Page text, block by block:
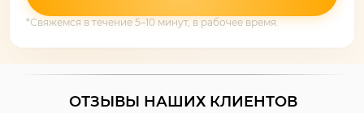
*Свяжемся в течение 5–10 минут, в рабочее время.
ОТЗЫВЫ НАШИХ КЛИЕНТОВ